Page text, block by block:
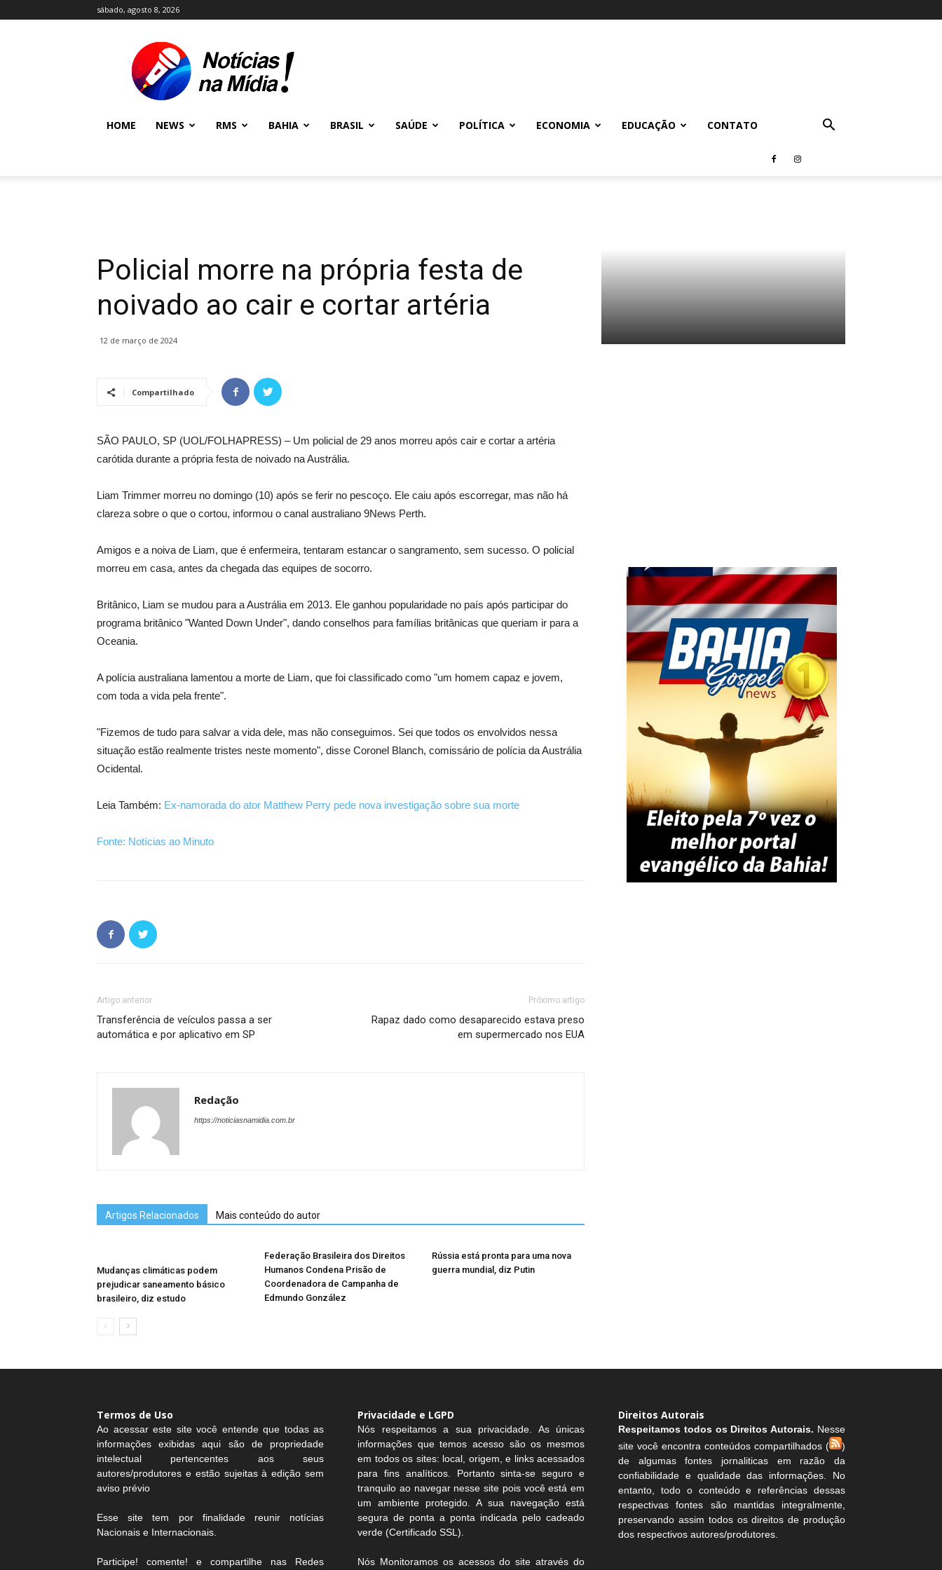
sábado, agosto 8, 2026
NOTÍCIAS
NA
MÍDIA
NEWS
HOME NEWS RMS BAHIA BRASIL SAÚDE POLÍTICA ECONOMIA EDUCAÇÃO CONTATO
Policial morre na própria festa de
noivado ao cair e cortar artéria
12 de março de 2024
Compartilhado
SÃO PAULO, SP (UOL/FOLHAPRESS) – Um policial de 29 anos morreu após cair e cortar a artéria
carótida durante a própria festa de noivado na Austrália.
Liam Trimmer morreu no domingo (10) após se ferir no pescoço. Ele caiu após escorregar, mas não há
clareza sobre o que o cortou, informou o canal australiano 9News Perth.
Amigos e a noiva de Liam, que é enfermeira, tentaram estancar o sangramento, sem sucesso. O policial
morreu em casa, antes da chegada das equipes de socorro.
Britânico, Liam se mudou para a Austrália em 2013. Ele ganhou popularidade no país após participar do
programa britânico "Wanted Down Under", dando conselhos para famílias britânicas que queriam ir para a
Oceania.
A polícia australiana lamentou a morte de Liam, que foi classificado como "um homem capaz e jovem,
com toda a vida pela frente".
"Fizemos de tudo para salvar a vida dele, mas não conseguimos. Sei que todos os envolvidos nessa
situação estão realmente tristes neste momento", disse Coronel Blanch, comissário de polícia da Austrália
Ocidental.
Leia Também: Ex-namorada do ator Matthew Perry pede nova investigação sobre sua morte
Fonte: Notícias ao Minuto
Artigo anterior
Transferência de veículos passa a ser
automática e por aplicativo em SP
Próximo artigo
Rapaz dado como desaparecido estava preso
em supermercado nos EUA
Redação
https://noticiasnamidia.com.br
Artigos Relacionados Mais conteúdo do autor
Mudanças climáticas podem
prejudicar saneamento básico
brasileiro, diz estudo
Federação Brasileira dos Direitos
Humanos Condena Prisão de
Coordenadora de Campanha de
Edmundo González
Rússia está pronta para uma nova
guerra mundial, diz Putin
Termos de Uso
Ao acessar este site você entende que todas as
informações exibidas aqui são de propriedade
intelectual pertencentes aos seus
autores/produtores e estão sujeitas à edição sem
aviso prévio
Esse site tem por finalidade reunir notícias
Nacionais e Internacionais.
Participe! comente! e compartilhe nas Redes
Privacidade e LGPD
Nós respeitamos a sua privacidade. As únicas
informações que temos acesso são os mesmos
em todos os sites: local, origem, e links acessados
para fins analíticos. Portanto sinta-se seguro e
tranquilo ao navegar nesse site pois você está em
um ambiente protegido. A sua navegação está
segura de ponta a ponta indicada pelo cadeado
verde (Certificado SSL).
Nós Monitoramos os acessos do site através do
Direitos Autorais
Respeitamos todos os Direitos Autorais. Nesse
site você encontra conteúdos compartilhados (
)
de algumas fontes jornaliticas em razão da
confiabilidade e qualidade das informações. No
entanto, todo o conteúdo e referências dessas
respectivas fontes são mantidas integralmente,
preservando assim todos os direitos de produção
dos respectivos autores/produtores.